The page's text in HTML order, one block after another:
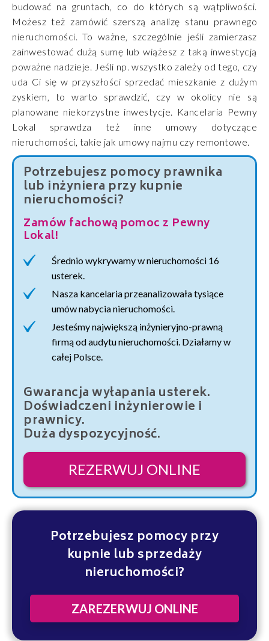
budować na gruntach, co do których są wątpliwości.
Możesz też zamówić szerszą analizę stanu prawnego
nieruchomości. To ważne, szczególnie jeśli zamierzasz
zainwestować dużą sumę lub wiążesz z taką inwestycją
poważne nadzieje. Jeśli np. wszystko zależy od tego, czy
uda Ci się w przyszłości sprzedać mieszkanie z dużym
zyskiem, to warto sprawdzić, czy w okolicy nie są
planowane niekorzystne inwestycje. Kancelaria Pewny
Lokal sprawdza też inne umowy dotyczące
nieruchomości, takie jak umowy najmu czy remontowe.
Potrzebujesz pomocy prawnika
lub inżyniera przy kupnie
nieruchomości?
Zamów fachową pomoc z Pewny
Lokal!
Średnio wykrywamy w nieruchomości 16
usterek.
Nasza kancelaria przeanalizowała tysiące
umów nabycia nieruchomości.
Jesteśmy największą inżynieryjno-prawną
firmą od audytu nieruchomości. Działamy w
całej Polsce.
Gwarancja wyłapania usterek.
Doświadczeni inżynierowie i
prawnicy.
Duża dyspozycyjność.
REZERWUJ ONLINE
Potrzebujesz pomocy przy
kupnie lub sprzedaży
nieruchomości?
ZAREZERWUJ ONLINE